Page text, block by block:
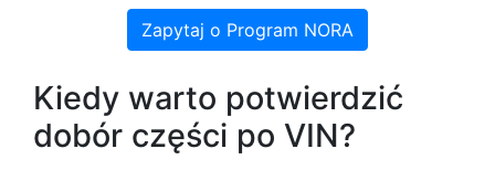
Zapytaj o Program NORA
Kiedy warto potwierdzić
dobór części po VIN?